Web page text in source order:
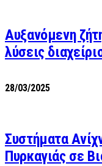
Αυξανόμενη
λύσεις
28/03/2025
Συστήματα
Πυρκαγιάς σε